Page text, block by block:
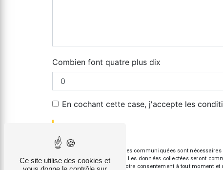
Combien font quatre plus dix
En cochant cette case, j'accepte les
** Les données personnelles communiquées sont
répondre à votre message. Les données collectées seront
d’opposition, de retrait de votre consentement à tout moment
Ce site utilise des cookies et